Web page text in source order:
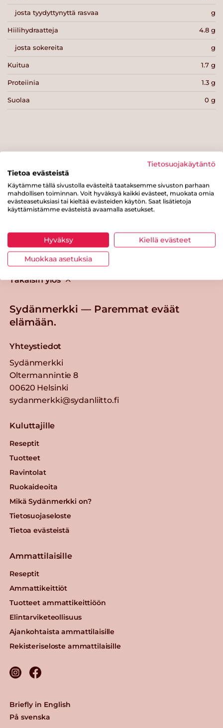
josta tyydyttynyttä rasvaa g
Hiilihydraatteja 4.8 g
josta sokereita g
Kuitua 1.7 g
Proteiinia 1.3 g
Suolaa 0 g
Tästä merkistä tunnistat
Sydänmerkki-tuotteen
Takaisin ylös
Sydänmerkki — Paremmat eväät
elämään.
Yhteystiedot
Sydänmerkki
Oltermannintie 8
00620 Helsinki
sydanmerkki@sydanliitto.fi
Kuluttajille
Reseptit
Tuotteet
Ravintolat
Ruokaideoita
Mikä Sydänmerkki on?
Tietosuojaseloste
Tietoa evästeistä
Ammattilaisille
Reseptit
Ammattikeittiöt
Tuotteet ammattikeittiöön
Elintarviketeollisuus
Ajankohtaista ammattilaisille
Rekisteriseloste ammattilaisille
Briefly in English
På svenska
Tietosuojakäytäntö
Tietoa evästeistä
Käytämme tällä sivustolla evästeitä taataksemme sivuston parhaan
mahdollisen toiminnan. Voit hyväksyä kaikki evästeet, muokata omia
evästeasetuksiasi tai kieltää evästeiden käytön. Saat lisätietoja
käyttämistämme evästeistä avaamalla asetukset.
Hyväksy Kiellä evästeet
Muokkaa asetuksia